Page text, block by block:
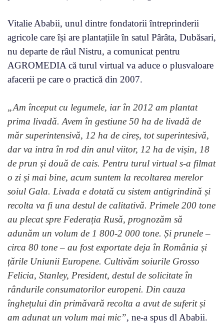
Vitalie Ababii, unul dintre fondatorii întreprinderii
agricole care își are plantațiile în satul Pârâta, Dubăsari,
nu departe de râul Nistru, a comunicat pentru
AGROMEDIA că turul virtual va aduce o plusvaloare
afacerii pe care o practică din 2007.
„Am început cu legumele, iar în 2012 am plantat
prima livadă. Avem în gestiune 50 ha de livadă de
măr superintensivă, 12 ha de cireș, tot superintesivă,
dar va intra în rod din anul viitor, 12 ha de vișin, 18
de prun și două de cais. Pentru turul virtual s-a filmat
o zi și mai bine, acum suntem la recoltarea merelor
soiul Gala. Livada e dotată cu sistem antigrindină și
recolta va fi una destul de calitativă. Primele 200 tone
au plecat spre Federația Rusă, prognozăm să
adunăm un volum de 1 800-2 000 tone. Și prunele –
circa 80 tone – au fost exportate deja în România și
țările Uniunii Europene. Cultivăm soiurile Grosso
Felicia, Stanley, President, destul de solicitate în
rândurile consumatorilor europeni. Din cauza
înghețului din primăvară recolta a avut de suferit și
am adunat un volum mai mic”, ne-a spus dl Ababii.